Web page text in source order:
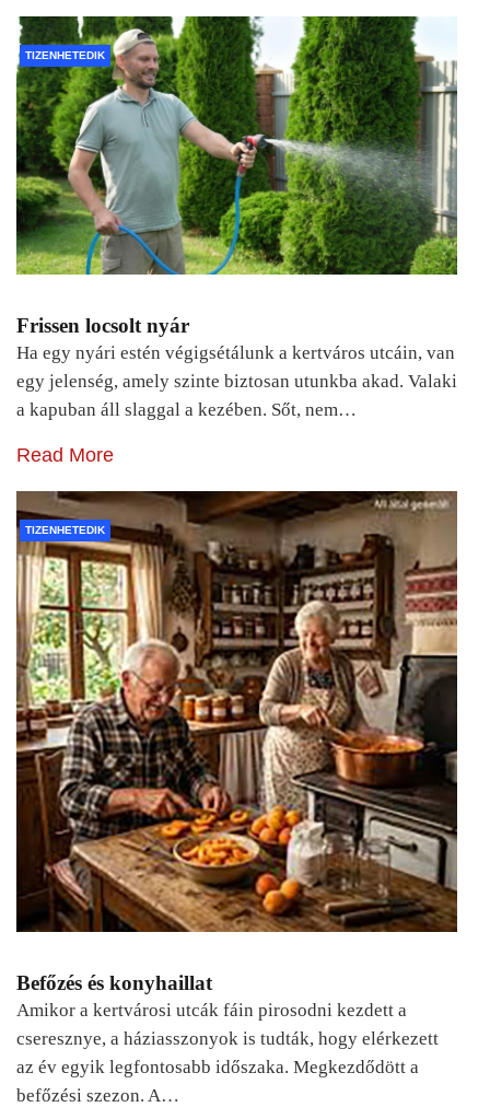
TIZENHETEDIK
Frissen locsolt nyár
Ha egy nyári estén végigsétálunk a kertváros utcáin, van
egy jelenség, amely szinte biztosan utunkba akad. Valaki
a kapuban áll slaggal a kezében. Sőt, nem…
Read More
TIZENHETEDIK
Befőzés és konyhaillat
Amikor a kertvárosi utcák fáin pirosodni kezdett a
cseresznye, a háziasszonyok is tudták, hogy elérkezett
az év egyik legfontosabb időszaka. Megkezdődött a
befőzési szezon. A…